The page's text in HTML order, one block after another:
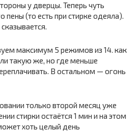
у дверцы. Теперь чуть
пены (то есть при стирке одеяла).
максимум 5 режимов из 14. как
такую же, но где меньше
В остальном — огонь
только второй месяц уже
стирки остаётся 1 мин и на этом
хоть целый день